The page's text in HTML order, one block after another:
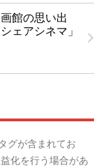
館の思い出
ェアシネマ」
グが含まれてお
化を行う場合があ